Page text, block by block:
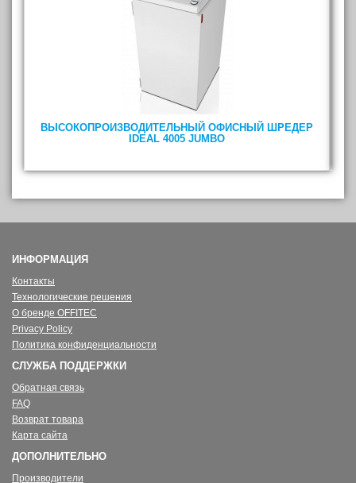
ВЫСОКОПРОИЗВОДИТЕЛЬНЫЙ ОФИСНЫЙ ШРЕДЕР
IDEAL 4005 JUMBO
ИНФОРМАЦИЯ
Контакты
Технологические решения
О бренде OFFITEC
Privacy Policy
Политика конфиденциальности
СЛУЖБА ПОДДЕРЖКИ
Обратная связь
FAQ
Возврат товара
Карта сайта
ДОПОЛНИТЕЛЬНО
Производители